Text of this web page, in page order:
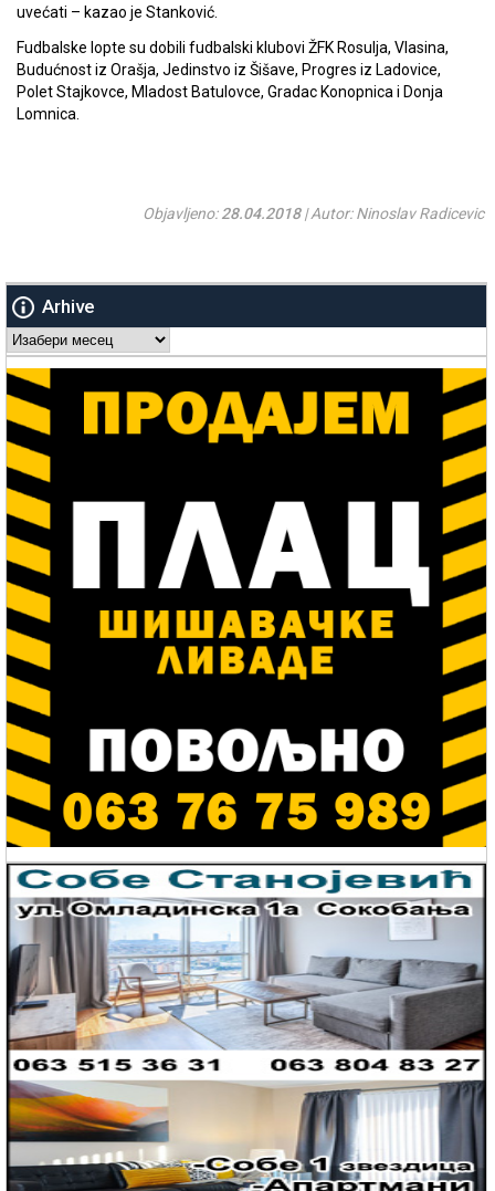
uvećati – kazao je Stanković.
Fudbalske lopte su dobili fudbalski klubovi ŽFK Rosulja, Vlasina,
Budućnost iz Orašja, Jedinstvo iz Šišave, Progres iz Ladovice,
Polet Stajkovce, Mladost Batulovce, Gradac Konopnica i Donja
Lomnica.
Objavljeno:28.04.2018| Autor: Ninoslav Radicevic
Arhive
Arhive